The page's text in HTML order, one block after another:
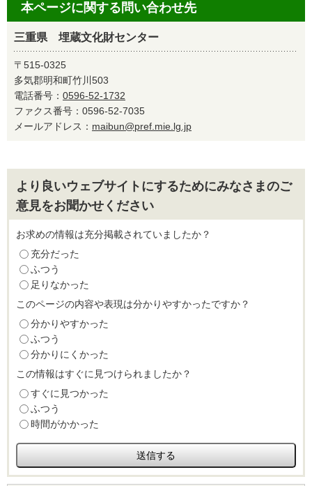
本ページに関する問い合わせ先
三重県 埋蔵文化財センター
〒515-0325
多気郡明和町竹川503
電話番号： 0596-52-1732
ファクス番号：0596-52-7035
メールアドレス： maibun@pref.mie.lg.jp
より良いウェブサイトにするためにみなさまのご
意見をお聞かせください
お求めの情報は充分掲載されていましたか？
充分だった
ふつう
足りなかった
このページの内容や表現は分かりやすかったですか？
分かりやすかった
ふつう
分かりにくかった
この情報はすぐに見つけられましたか？
すぐに見つかった
ふつう
時間がかかった